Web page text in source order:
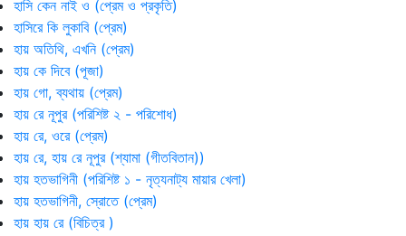
হাসি কেন নাই ও (প্রেম ও প্রকৃতি)
হাসিরে কি লুকাবি (প্রেম)
হায় অতিথি, এখনি (প্রেম)
হায় কে দিবে (পূজা)
হায় গো, ব্যথায় (প্রেম)
হায় রে নূপুর (পরিশিষ্ট ২ - পরিশোধ)
হায় রে, ওরে (প্রেম)
হায় রে, হায় রে নূপুর (শ্যামা (গীতবিতান))
হায় হতভাগিনী (পরিশিষ্ট ১ - নৃত্যনাট্য মায়ার খেলা)
হায় হতভাগিনী, স্রোতে (প্রেম)
হায় হায় রে (বিচিত্র )